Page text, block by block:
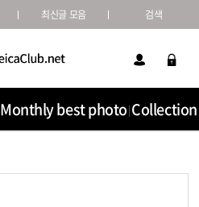
최신글 모음 검색
Monthly best photo Collection